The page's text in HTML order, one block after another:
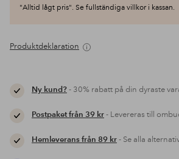
"Alltid lågt pris". Se fullständiga villkor i kassan.
Produktdeklaration
Ny kund?- 30% rabatt på din dyraste
Postpaket från 39 kr- Levereras till
Hemleverans från 89 kr- Se alla